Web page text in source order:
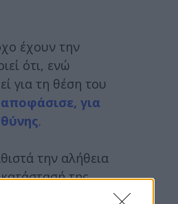
έχουν την
ότι, ενώ
για τη θέση του
αποφάσισε, για
.
την αλήθεια
της.